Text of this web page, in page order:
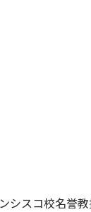
スコ校名誉教